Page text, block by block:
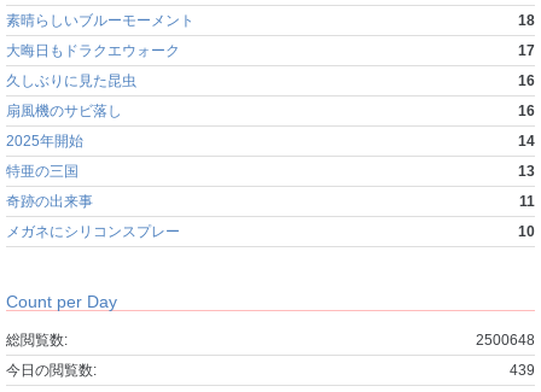
素晴らしいブルーモーメント
18
大晦日もドラクエウォーク
17
久しぶりに見た昆虫
16
扇風機のサビ落し
16
2025年開始
14
特亜の三国
13
奇跡の出来事
11
メガネにシリコンスプレー
10
Count per Day
2500648
総閲覧数:
439
今日の閲覧数: